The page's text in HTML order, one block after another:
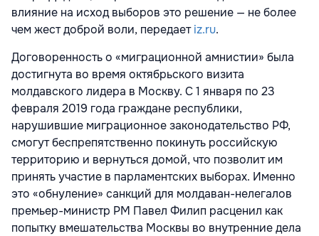
влияние на исход выборов это решение — не более
чем жест доброй воли, передаетiz.ru.
Договоренность о «миграционной амнистии» была
достигнута во время октябрьского визита
молдавского лидера в Москву. С 1 января по 23
февраля 2019 года граждане республики,
нарушившие миграционное законодательство РФ,
смогут беспрепятственно покинуть российскую
территорию и вернуться домой, что позволит им
принять участие в парламентских выборах. Именно
это «обнуление» санкций для молдаван-нелегалов
премьер-министр РМ Павел Филип расценил как
попытку вмешательства Москвы во внутренние дела